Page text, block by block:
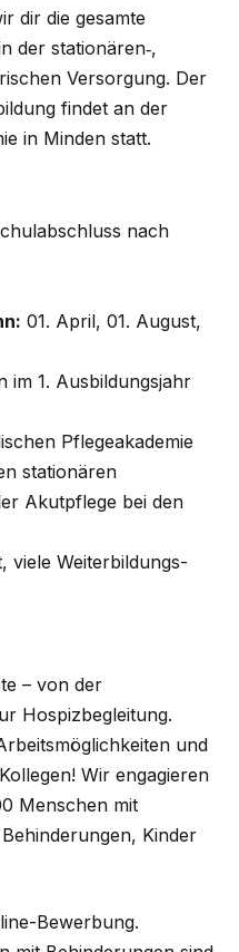
dir die gesamte
der stationären‑,
Versorgung. Der
findet an der
in Minden statt.
nach
01. April, 01. August,
im 1. Ausbildungsjahr
Pflegeakademie
stationären
Akutpflege bei den
viele Weiterbildungs-
– von der
Hospizbegleitung.
und
Wir engagieren
Menschen mit
Kinder
Bewerbung.